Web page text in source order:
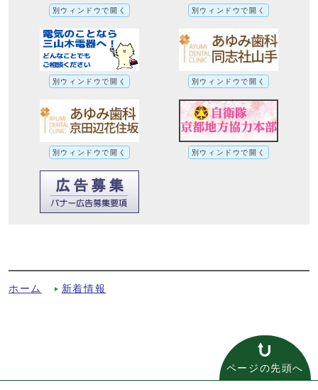
別ウィンドウで開く 別ウィンドウで開く
別ウィンドウで開く 別ウィンドウで開く
別ウィンドウで開く 別ウィンドウで開く
ホーム 新着情報
ページの先頭へ